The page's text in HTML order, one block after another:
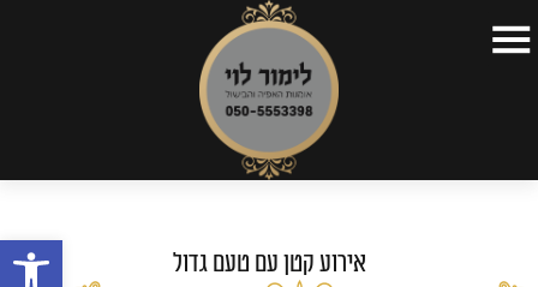
דף הבית
תפריטים
אירוע קטן עם טעם גדול
אירוע קטן עם טעם גדול